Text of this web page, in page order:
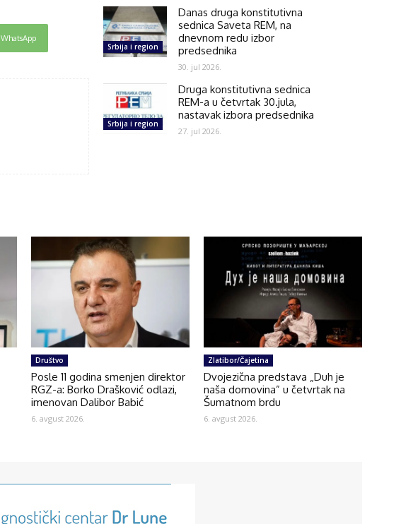
WhatsApp
Srbija i region
Danas druga konstitutivna
sednica Saveta REM, na
dnevnom redu izbor
predsednika
30. jul 2026.
Srbija i region
Druga konstitutivna sednica
REM-a u četvrtak 30.jula,
nastavak izbora predsednika
27. jul 2026.
Društvo
Posle 11 godina smenjen direktor
RGZ-a: Borko Drašković odlazi,
imenovan Dalibor Babić
6. avgust 2026.
Zlatibor/Čajetina
Dvojezična predstava „Duh je
naša domovina” u četvrtak na
Šumatnom brdu
6. avgust 2026.